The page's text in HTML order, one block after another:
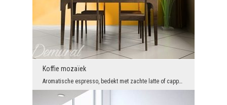
Koffie mozaïek
Aromatische espresso, bedekt met zachte latte of cappuccinoschuim met zoete chocolade - er zijn o...